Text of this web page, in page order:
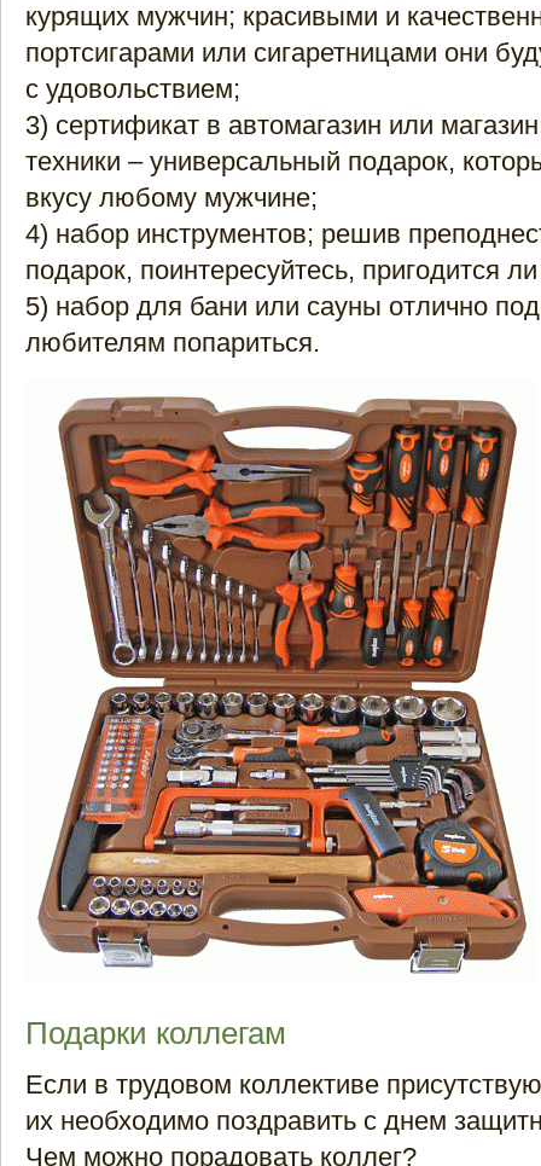
курящих мужчин; красивыми и
портсигарами или сигаретницами они
с удовольствием;
3) сертификат в автомагазин или
техники – универсальный подарок,
вкусу любому мужчине;
4) набор инструментов; решив
подарок, поинтересуйтесь, пригодится
5) набор для бани или сауны отлично
любителям попариться.
Подарки коллегам
Если в трудовом коллективе
их необходимо поздравить с днем
Чем можно порадовать коллег?